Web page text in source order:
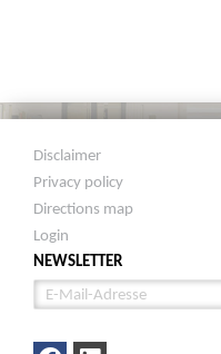
Disclaimer
Privacy policy
Directions map
Login
NEWSLETTER